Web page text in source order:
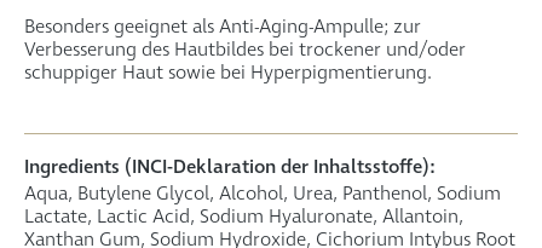
Besonders geeignet als Anti-Aging-Ampulle; zur
Verbesserung des Hautbildes bei trockener und/oder
schuppiger Haut sowie bei Hyperpigmentierung.
Ingredients (INCI-Deklaration der Inhaltsstoffe):
Aqua, Butylene Glycol, Alcohol, Urea, Panthenol, Sodium
Lactate, Lactic Acid, Sodium Hyaluronate, Allantoin,
Xanthan Gum, Sodium Hydroxide, Cichorium Intybus Root